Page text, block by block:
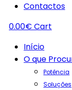
Contactos
0.00€ Cart
Início
O que
Potência
Soluções